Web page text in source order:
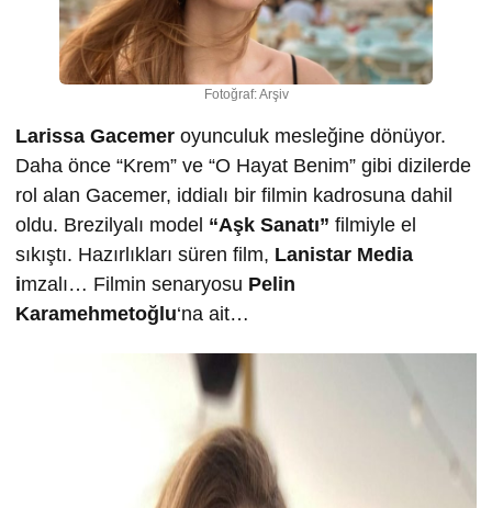
Fotoğraf: Arşiv
Larissa Gacemer oyunculuk mesleğine dönüyor.
Daha önce “Krem” ve “O Hayat Benim” gibi dizilerde
rol alan Gacemer, iddialı bir filmin kadrosuna dahil
oldu. Brezilyalı model “Aşk Sanatı” filmiyle el
sıkıştı. Hazırlıkları süren film, Lanistar Media
imzalı… Filmin senaryosu Pelin
Karamehmetoğlu‘na ait…